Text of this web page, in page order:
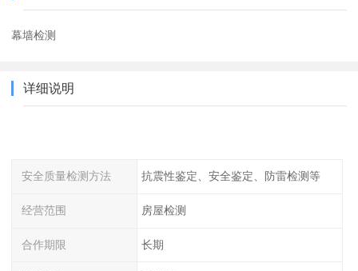
幕墙检测
详细说明
安全质量检测方法 抗震性鉴定、安全鉴定、防雷检测等
经营范围 房屋检测
合作期限 长期